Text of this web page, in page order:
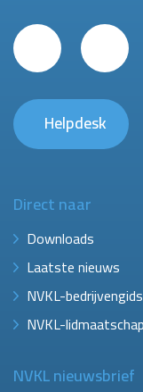
Helpdesk
Direct naar
Downloads
Laatste nieuws
NVKL-bedrijvengids
NVKL-lidmaatschap
NVKL nieuwsbrief